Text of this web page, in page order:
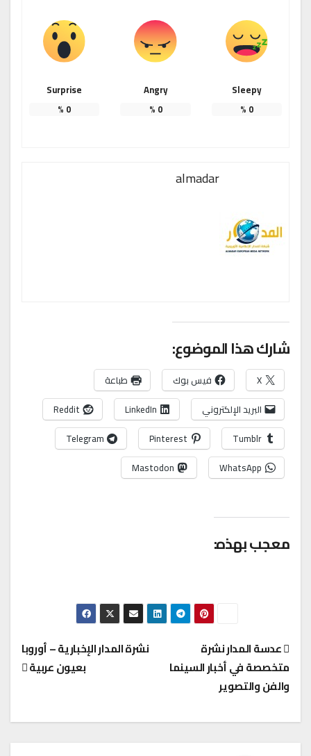
Sleepy
0
%
Angry
0
%
Surprise
0
%
almadar
شارك هذا الموضوع:
X فيس بوك
طباعة
البريد الإلكتروني
LinkedIn
Reddit
Tumblr
Pinterest
Telegram
WhatsApp
Mastodon
معجب بهذه:
تصفّح
المقالات
نشرة المدار الإخبارية – أوروبا
بعيون عربية
عدسة المدار نشرة
متخصصة في أخبار السينما
والفن والتصوير